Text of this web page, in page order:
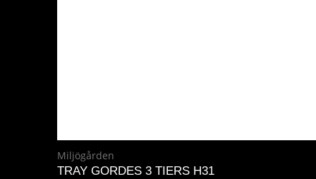
Miljögården
TRAY GORDES 3 TIERS H31